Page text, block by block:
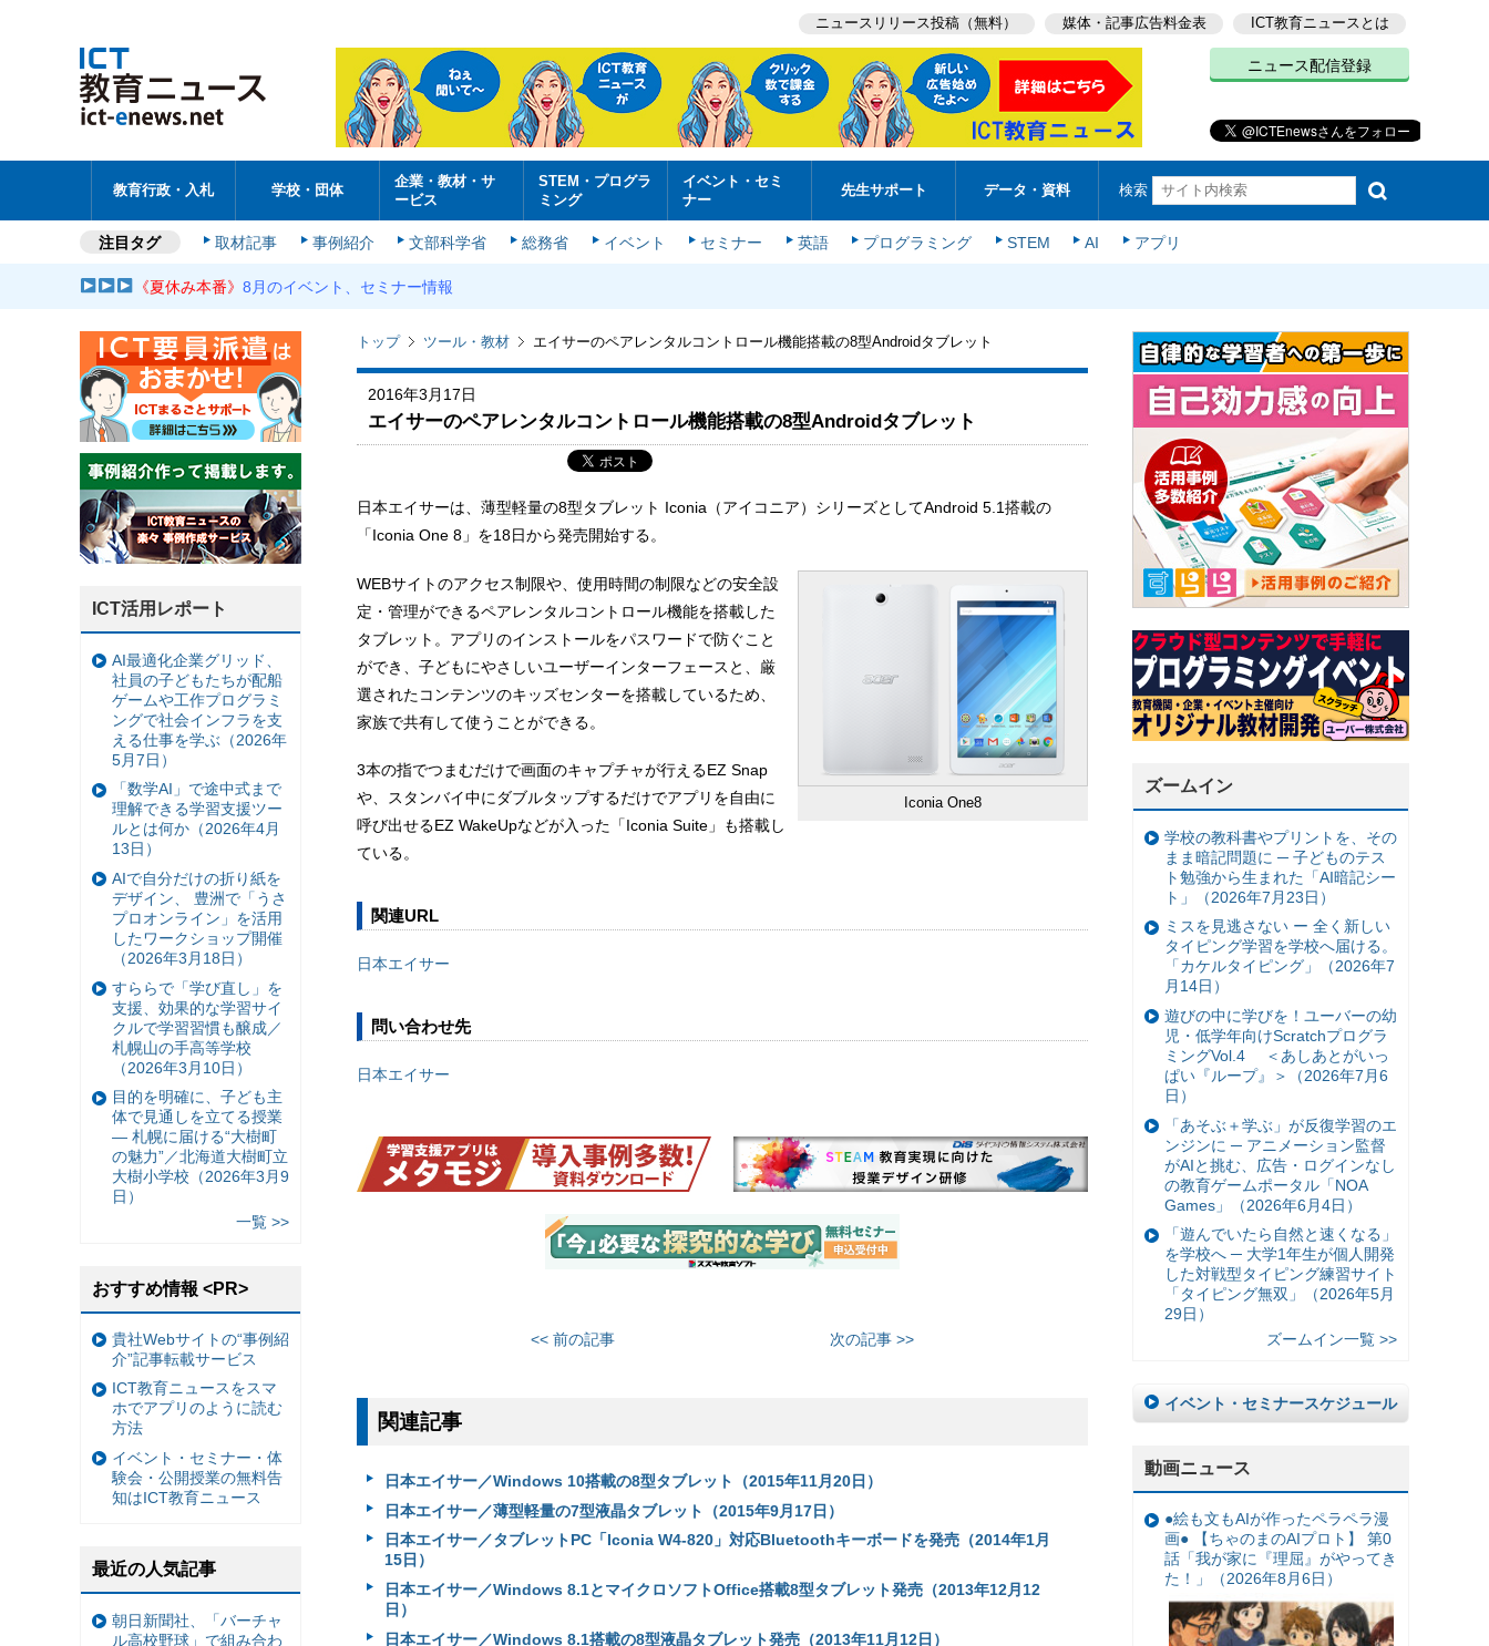
ニュースリリース投稿（無料） 媒体・記事広告料金表 ICT教育ニュースとは
ニュース配信登録
教育行政・入札 学校・団体
企業・教材・サ
ービス
STEM・プログラ
ミング
イベント・セミ
ナー
先生サポート データ・資料 検索
注目タグ 取材記事 事例紹介 文部科学省 総務省 イベント セミナー 英語 プログラミング STEM AI アプリ
《夏休み本番》8月のイベント、セミナー情報
トップ ツール・教材 エイサーのペアレンタルコントロール機能搭載の8型Androidタブレット
2016年3月17日
エイサーのペアレンタルコントロール機能搭載の8型Androidタブレット
日本エイサーは、薄型軽量の8型タブレット Iconia（アイコニア）シリーズとしてAndroid 5.1搭載の
「Iconia One 8」を18日から発売開始する。
Iconia One8
WEBサイトのアクセス制限や、使用時間の制限などの安全設
定・管理ができるペアレンタルコントロール機能を搭載した
タブレット。アプリのインストールをパスワードで防ぐこと
ができ、子どもにやさしいユーザーインターフェースと、厳
選されたコンテンツのキッズセンターを搭載しているため、
家族で共有して使うことができる。
3本の指でつまむだけで画面のキャプチャが行えるEZ Snap
や、スタンバイ中にダブルタップするだけでアプリを自由に
呼び出せるEZ WakeUpなどが入った「Iconia Suite」も搭載し
ている。
関連URL
日本エイサー
問い合わせ先
日本エイサー
<< 前の記事 次の記事 >>
関連記事
日本エイサー／Windows 10搭載の8型タブレット（2015年11月20日）
日本エイサー／薄型軽量の7型液晶タブレット（2015年9月17日）
日本エイサー／タブレットPC「Iconia W4-820」対応Bluetoothキーボードを発売（2014年1月
15日）
日本エイサー／Windows 8.1とマイクロソフトOffice搭載8型タブレット発売（2013年12月12
日）
日本エイサー／Windows 8.1搭載の8型液晶タブレット発売（2013年11月12日）
ズームイン
学校の教科書やプリントを、その
まま暗記問題に ─ 子どものテス
ト勉強から生まれた「AI暗記シー
ト」（2026年7月23日）
ミスを見逃さない ー 全く新しい
タイピング学習を学校へ届ける。
「カケルタイピング」（2026年7
月14日）
遊びの中に学びを！ユーバーの幼
児・低学年向けScratchプログラ
ミングVol.4 ＜あしあとがいっ
ぱい『ループ』＞（2026年7月6
日）
「あそぶ＋学ぶ」が反復学習のエ
ンジンに ─ アニメーション監督
がAIと挑む、広告・ログインなし
の教育ゲームポータル「NOA
Games」（2026年6月4日）
「遊んでいたら自然と速くなる」
を学校へ ─ 大学1年生が個人開発
した対戦型タイピング練習サイト
「タイピング無双」（2026年5月
29日）
ズームイン一覧 >>
イベント・セミナースケジュール
動画ニュース
●絵も文もAIが作ったペラペラ漫
画● 【ちゃのまのAIプロト】 第0
話「我が家に『理屈』がやってき
た！」（2026年8月6日）
ICT活用レポート
AI最適化企業グリッド、
社員の子どもたちが配船
ゲームや工作プログラミ
ングで社会インフラを支
える仕事を学ぶ（2026年
5月7日）
「数学AI」で途中式まで
理解できる学習支援ツー
ルとは何か（2026年4月
13日）
AIで自分だけの折り紙を
デザイン、 豊洲で「うさ
プロオンライン」を活用
したワークショップ開催
（2026年3月18日）
すららで「学び直し」を
支援、効果的な学習サイ
クルで学習習慣も醸成／
札幌山の手高等学校
（2026年3月10日）
目的を明確に、子ども主
体で見通しを立てる授業
— 札幌に届ける“大樹町
の魅力”／北海道大樹町立
大樹小学校（2026年3月9
日）
一覧 >>
おすすめ情報 <PR>
貴社Webサイトの“事例紹
介”記事転載サービス
ICT教育ニュースをスマ
ホでアプリのように読む
方法
イベント・セミナー・体
験会・公開授業の無料告
知はICT教育ニュース
最近の人気記事
朝日新聞社、「バーチャ
ル高校野球」で組み合わ